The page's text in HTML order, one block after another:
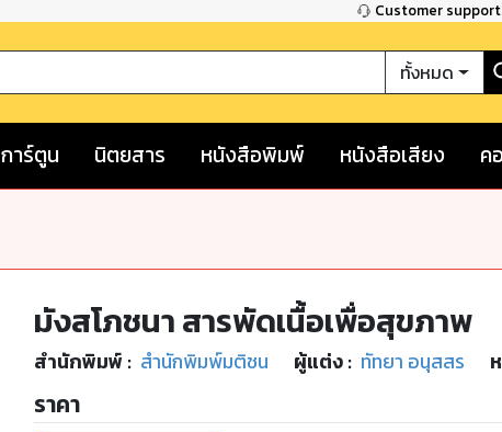
Customer
ทั้งหมด
การ์ตูน นิตยสาร หนังสือพิมพ์ หนังสือเสียง ค
มังสโภชนา สารพัดเนื้อเพื่อสุขภาพ
สำนักพิมพ์ : สำนักพิมพ์มติชน ผู้แต่ง : ทัทยา อนุสสร
ราคา